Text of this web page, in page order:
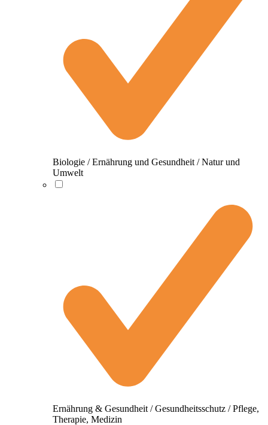
Biologie / Ernährung und Gesundheit / Natur und
Umwelt
Ernährung & Gesundheit / Gesundheitsschutz / Pflege,
Therapie, Medizin